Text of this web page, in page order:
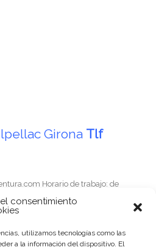
consentimiento
utilizamos tecnologías como las
a la información del dispositivo. El
Girona Tlf
Horario de trabajo: de
15 a 19h. Para urgencias y fuera de
Horario de oficina de Lunes a